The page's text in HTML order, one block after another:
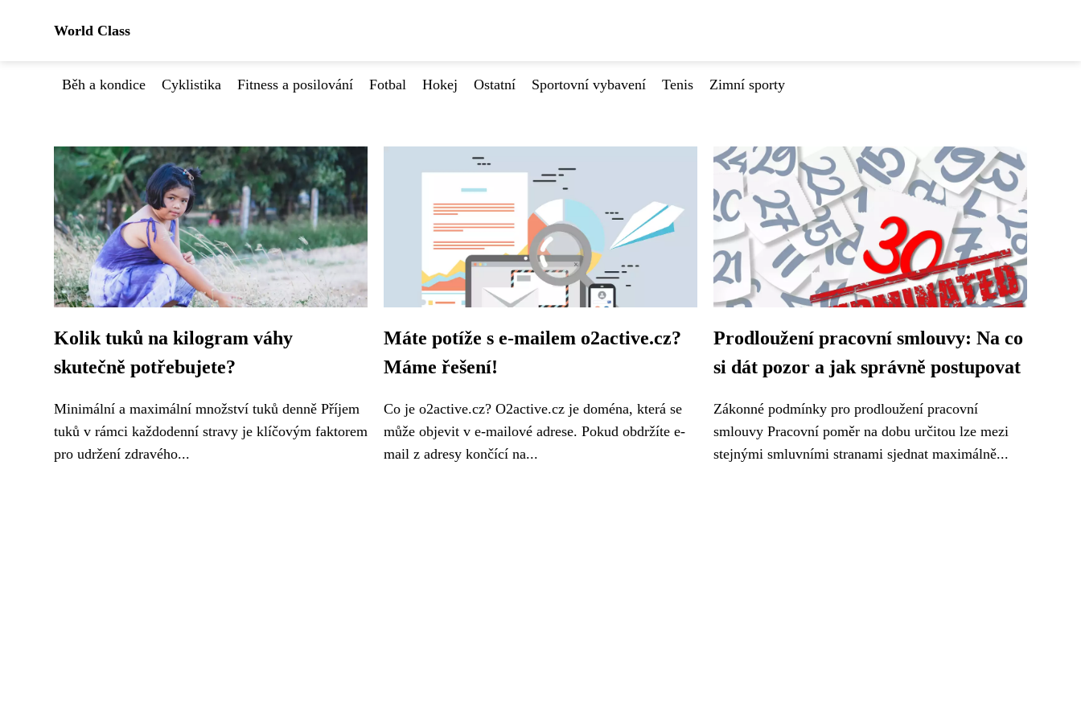
World Class
Běh a kondice Cyklistika Fitness a posilování Fotbal Hokej Ostatní Sportovní vybavení Tenis Zimní sporty
Kolik tuků na kilogram váhy
skutečně potřebujete?
Minimální a maximální množství tuků denně Příjem
tuků v rámci každodenní stravy je klíčovým faktorem
pro udržení zdravého...
Máte potíže s e-mailem o2active.cz?
Máme řešení!
Co je o2active.cz? O2active.cz je doména, která se
může objevit v e-mailové adrese. Pokud obdržíte e-
mail z adresy končící na...
Prodloužení pracovní smlouvy: Na co
si dát pozor a jak správně postupovat
Zákonné podmínky pro prodloužení pracovní
smlouvy Pracovní poměr na dobu určitou lze mezi
stejnými smluvními stranami sjednat maximálně...